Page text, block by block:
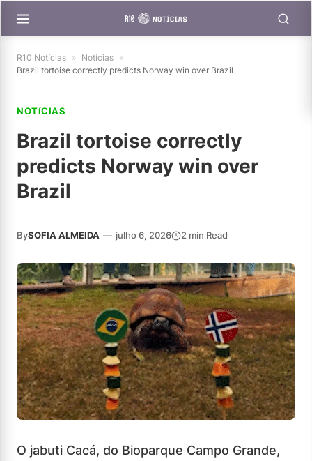
R10 Notícias » Notícias »
Brazil tortoise correctly predicts Norway win over Brazil
NOTíCIAS
Brazil tortoise correctly
predicts Norway win over
Brazil
BySOFIA ALMEIDA — julho 6, 2026 2 min Read
O jabuti Cacá, do Bioparque Campo Grande,